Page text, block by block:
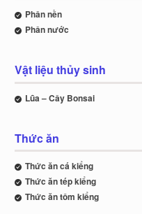
Phân nền
Phân nước
Vật liệu thủy sinh
Lũa – Cây Bonsai
Thức ăn
Thức ăn cá kiểng
Thức ăn tép kiểng
Thức ăn tôm kiểng